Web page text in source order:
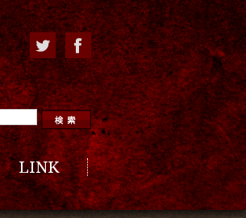
LINK